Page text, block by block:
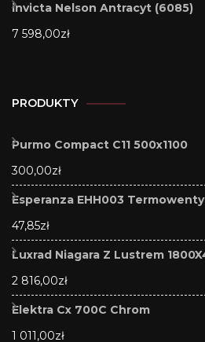
invicta Nelson Antracyt (6085)
7 598,00zł
PRODUKTY
Purmo Compact C11 500x1100
300,00zł
Esperanza EHH003
47,85zł
Luxrad Niagara Z Lustrem
2 816,00zł
Elektra Cx 700C Chrom
1 011,00zł